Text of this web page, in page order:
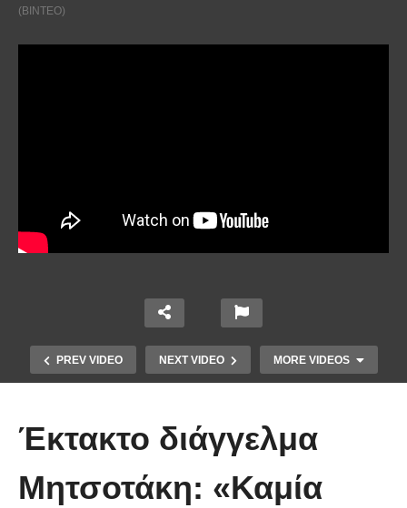
(ΒΙΝΤΕΟ)
PREV VIDEO NEXT VIDEO MORE VIDEOS
Έκτακτο διάγγελμα
Μητσοτάκη: «Καμία